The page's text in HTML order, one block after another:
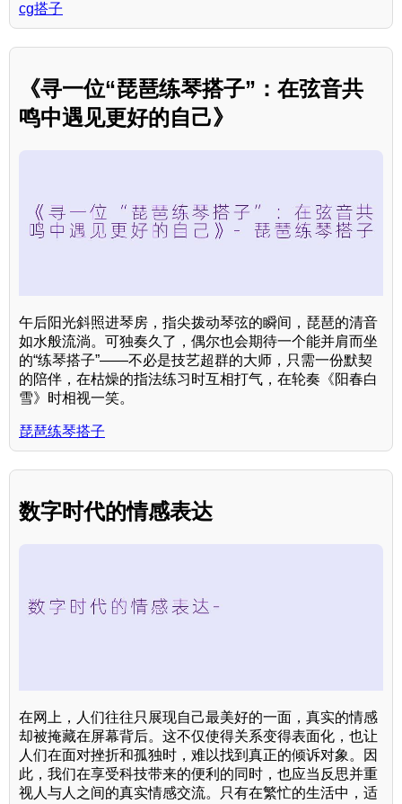
cg搭子
《寻一位“琵琶练琴搭子”：在弦音共
鸣中遇见更好的自己》
午后阳光斜照进琴房，指尖拨动琴弦的瞬间，琵琶的清音
如水般流淌。可独奏久了，偶尔也会期待一个能并肩而坐
的“练琴搭子”——不必是技艺超群的大师，只需一份默契
的陪伴，在枯燥的指法练习时互相打气，在轮奏《阳春白
雪》时相视一笑。
琵琶练琴搭子
数字时代的情感表达
在网上，人们往往只展现自己最美好的一面，真实的情感
却被掩藏在屏幕背后。这不仅使得关系变得表面化，也让
人们在面对挫折和孤独时，难以找到真正的倾诉对象。因
此，我们在享受科技带来的便利的同时，也应当反思并重
视人与人之间的真实情感交流。只有在繁忙的生活中，适